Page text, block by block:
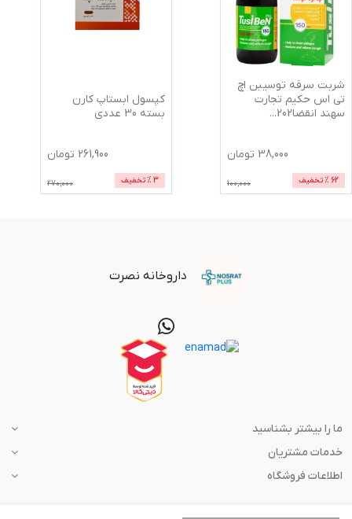
شربت سرفه توسیبن اچ
تی اس حکیم تجارت
سهند انقضا202
...
38,000 تومان
62 % تخفیف 100,000
کپسول ابستاپ کارن
بسته 30 عددی
261,900 تومان
3 % تخفیف 270,000
داروخانه نصرت
ما را بیشتر بشناسید
خدمات مشتریان
اطلاعات فروشگاه